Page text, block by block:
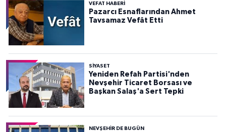
VEFAT HABERI
Pazarcı Esnaflarından Ahmet
Tavsamaz Vefât Etti
SIYASET
Yeniden Refah Partisi'nden
Nevşehir Ticaret Borsası ve
Başkan Salaş'a Sert Tepki
NEVŞEHIR DE BUGÜN